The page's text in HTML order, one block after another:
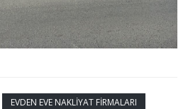
EVDEN EVE NAKLIYAT FIRMALARI